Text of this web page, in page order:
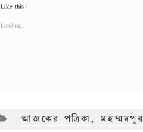
Like this:
Loading...
CATEGORIES
আজকের পত্রিকা,মহম্মদপুর